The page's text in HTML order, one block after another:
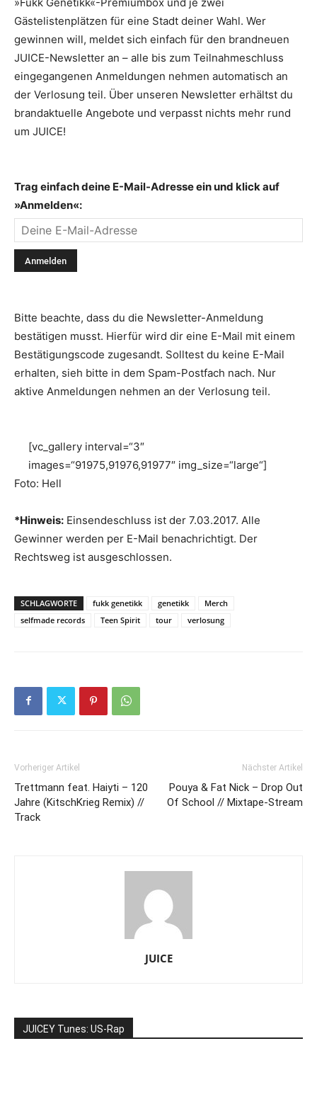
Gästelistenplätzen für eine Stadt deiner Wahl. Wer
gewinnen will, meldet sich einfach für den brandneuen
JUICE-Newsletter an – alle bis zum Teilnahmeschluss
eingegangenen Anmeldungen nehmen automatisch an
der Verlosung teil. Über unseren Newsletter erhältst du
brandaktuelle Angebote und verpasst nichts mehr rund
um JUICE!
Trag einfach deine E-Mail-Adresse ein und klick auf
»Anmelden«:
Bitte beachte, dass du die Newsletter-Anmeldung
bestätigen musst. Hierfür wird dir eine E-Mail mit einem
Bestätigungscode zugesandt. Solltest du keine E-Mail
erhalten, sieh bitte in dem Spam-Postfach nach. Nur
aktive Anmeldungen nehmen an der Verlosung teil.
[vc_gallery interval=“3″
images=“91975,91976,91977″ img_size=“large“]
Foto: Hell
*Hinweis: Einsendeschluss ist der 7.03.2017. Alle
Gewinner werden per E-Mail benachrichtigt. Der
Rechtsweg ist ausgeschlossen.
SCHLAGWORTE fukk genetikk genetikk
Merch
selfmade records
Teen Spirit tour verlosung
Vorheriger Artikel
Trettmann feat. Haiyti – 120
Jahre (KitschKrieg Remix) //
Track
Nächster Artikel
Pouya & Fat Nick – Drop Out
Of School // Mixtape-Stream
JUICE
JUICEY Tunes: US-Rap